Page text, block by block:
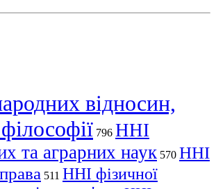
відносин,
філософії 796 ННІ
та аграрних наук 570 ННІ
511 ННІ фізичної